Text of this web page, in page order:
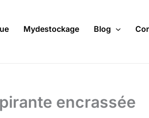
Mydestockage Blog
encrassée